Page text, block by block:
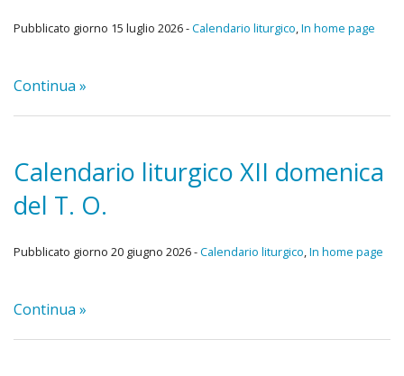
di
Pubblicato giorno 15 luglio 2026 -Calendario liturgico,In home page
Continua »
Calendario liturgico XII domenica
del T. O.
Pubblicato giorno 20 giugno 2026 -Calendario liturgico,In home page
Continua »